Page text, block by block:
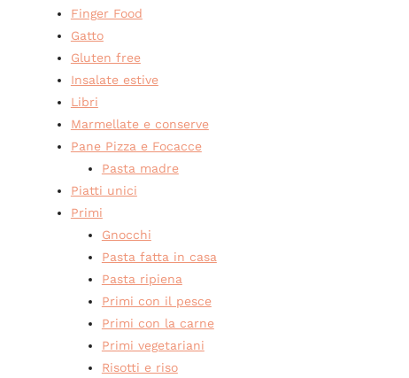
Finger Food
Gatto
Gluten free
Insalate estive
Libri
Marmellate e conserve
Pane Pizza e Focacce
Pasta madre
Piatti unici
Primi
Gnocchi
Pasta fatta in casa
Pasta ripiena
Primi con il pesce
Primi con la carne
Primi vegetariani
Risotti e riso